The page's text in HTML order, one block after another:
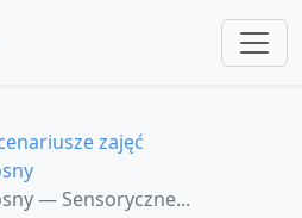
zajęć
— Sensoryczne...